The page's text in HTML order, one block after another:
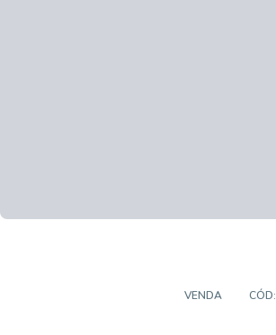
VENDA CÓD: